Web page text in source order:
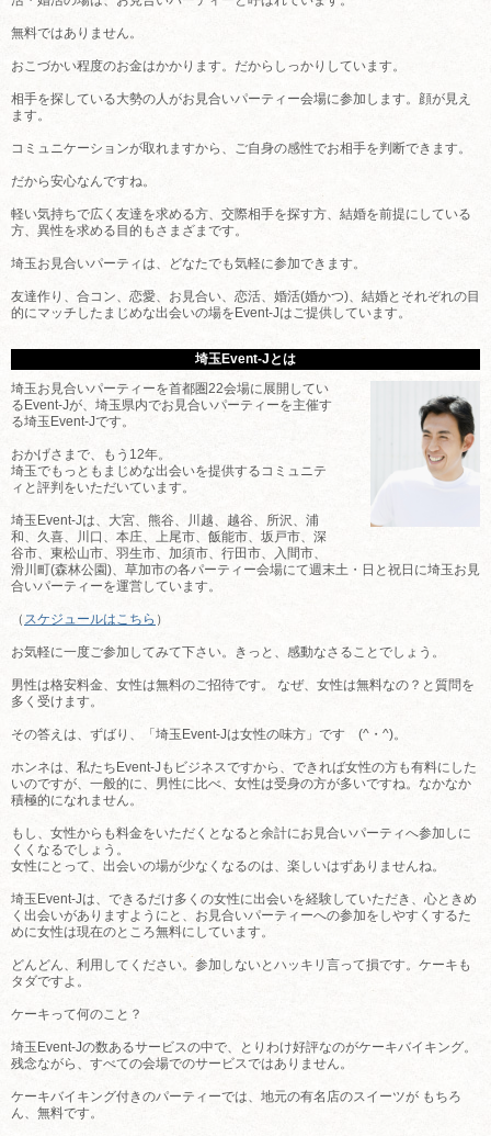
無料ではありません。
おこづかい程度のお金はかかります。だからしっかりしています。
相手を探している大勢の人がお見合いパーティー会場に参加します。顔が見え
ます。
コミュニケーションが取れますから、ご自身の感性でお相手を判断できます。
だから安心なんですね。
軽い気持ちで広く友達を求める方、交際相手を探す方、結婚を前提にしている
方、異性を求める目的もさまざまです。
埼玉お見合いパーティは、どなたでも気軽に参加できます。
友達作り、合コン、恋愛、お見合い、恋活、婚活(婚かつ)、結婚とそれぞれの目
的にマッチしたまじめな出会いの場をEvent-Jはご提供しています。
埼玉Event-Jとは
埼玉お見合いパーティーを首都圏22会場に展開してい
るEvent-Jが、埼玉県内でお見合いパーティーを主催す
る埼玉Event-Jです。
おかげさまで、もう12年。
埼玉でもっともまじめな出会いを提供するコミュニテ
ィと評判をいただいています。
埼玉Event-Jは、大宮、熊谷、川越、越谷、所沢、浦
和、久喜、川口、本庄、上尾市、飯能市、坂戸市、深
谷市、東松山市、羽生市、加須市、行田市、入間市、
滑川町(森林公園)、草加市の各パーティー会場にて週末土・日と祝日に埼玉お見
合いパーティーを運営しています。
（ スケジュールはこちら ）
お気軽に一度ご参加してみて下さい。きっと、感動なさることでしょう。
男性は格安料金、女性は無料のご招待です。 なぜ、女性は無料なの？と質問を
多く受けます。
その答えは、ずばり、「埼玉Event-Jは女性の味方」です (^・^)。
ホンネは、私たちEvent-Jもビジネスですから、できれば女性の方も有料にした
いのですが、一般的に、男性に比べ、女性は受身の方が多いですね。なかなか
積極的になれません。
もし、女性からも料金をいただくとなると余計にお見合いパーティへ参加しに
くくなるでしょう。
女性にとって、出会いの場が少なくなるのは、楽しいはずありませんね。
埼玉Event-Jは、できるだけ多くの女性に出会いを経験していただき、心ときめ
く出会いがありますようにと、お見合いパーティーへの参加をしやすくするた
めに女性は現在のところ無料にしています。
どんどん、利用してください。参加しないとハッキリ言って損です。ケーキも
タダですよ。
ケーキって何のこと？
埼玉Event-Jの数あるサービスの中で、とりわけ好評なのがケーキバイキング。
残念ながら、すべての会場でのサービスではありません。
ケーキバイキング付きのパーティーでは、地元の有名店のスイーツが もちろ
ん、無料です。